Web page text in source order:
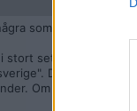
som vågar trotsa
stort sett slutat spela.
Det är inte värt
Om man vill tävla